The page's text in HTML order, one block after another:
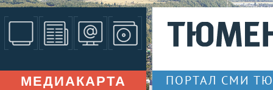
МЕДИАКАРТА ПОРТАЛ СМИ